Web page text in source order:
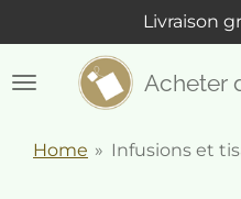
au
contenu
principal
Acheter
Livraison
Home » Infusions et